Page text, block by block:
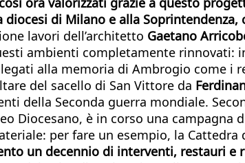
di Milano e alla
lavori dell’architetto Gaetano
ambienti completamente
alla memoria di Ambrogio come
del sacello di San Vittore da
della Seconda guerra mondiale.
Diocesano, è in corso una
per fare un esempio, la Cattedra
un decennio di interventi, restauri e